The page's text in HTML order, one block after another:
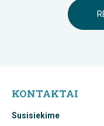
KONTAKTAI
Susisiekime